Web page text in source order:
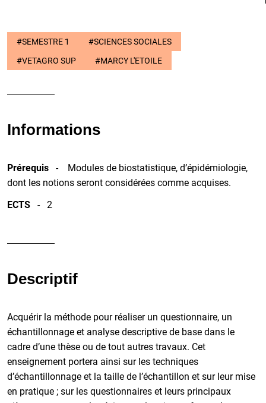
#SEMESTRE 1
#SCIENCES SOCIALES
#VETAGRO SUP
#MARCY L'ETOILE
Informations
Prérequis - Modules de biostatistique, d’épidémiologie,
dont les notions seront considérées comme acquises.
ECTS - 2
Descriptif
Acquérir la méthode pour réaliser un questionnaire, un
échantillonnage et analyse descriptive de base dans le
cadre d’une thèse ou de tout autres travaux. Cet
enseignement portera ainsi sur les techniques
d’échantillonnage et la taille de l’échantillon et sur leur mise
en pratique ; sur les questionnaires et leurs principaux